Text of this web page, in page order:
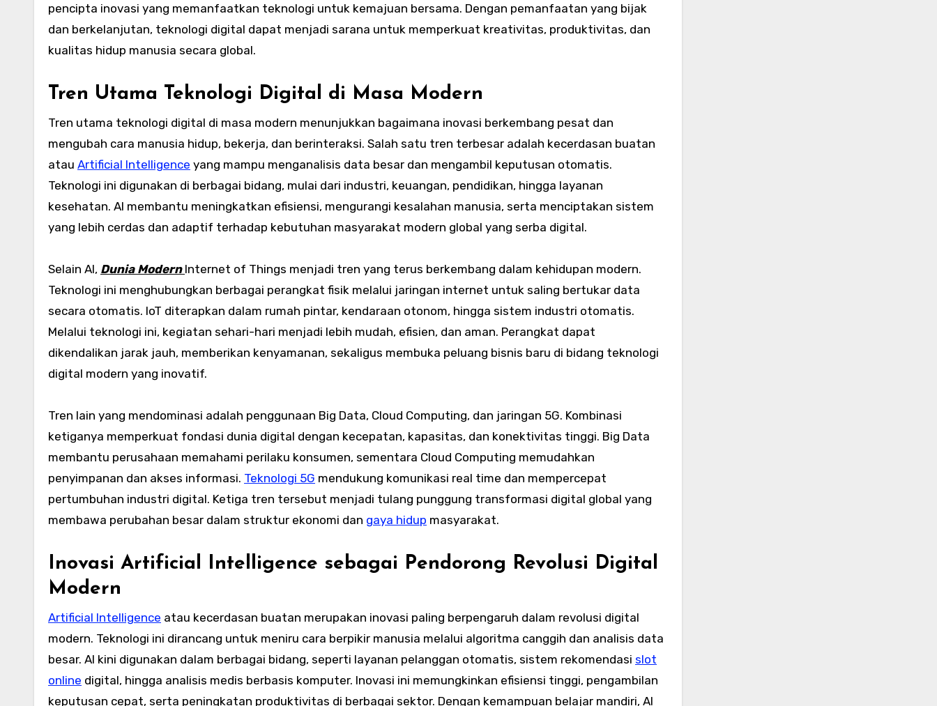
pencipta inovasi yang memanfaatkan teknologi untuk kemajuan bersama. Dengan pemanfaatan yang bijak
dan berkelanjutan, teknologi digital dapat menjadi sarana untuk memperkuat kreativitas, produktivitas, dan
kualitas hidup manusia secara global.
Tren Utama Teknologi Digital di Masa Modern
Tren utama teknologi digital di masa modern menunjukkan bagaimana inovasi berkembang pesat dan
mengubah cara manusia hidup, bekerja, dan berinteraksi. Salah satu tren terbesar adalah kecerdasan buatan
atau Artificial Intelligence yang mampu menganalisis data besar dan mengambil keputusan otomatis.
Teknologi ini digunakan di berbagai bidang, mulai dari industri, keuangan, pendidikan, hingga layanan
kesehatan. AI membantu meningkatkan efisiensi, mengurangi kesalahan manusia, serta menciptakan sistem
yang lebih cerdas dan adaptif terhadap kebutuhan masyarakat modern global yang serba digital.
Selain AI, Dunia Modern Internet of Things menjadi tren yang terus berkembang dalam kehidupan modern.
Teknologi ini menghubungkan berbagai perangkat fisik melalui jaringan internet untuk saling bertukar data
secara otomatis. IoT diterapkan dalam rumah pintar, kendaraan otonom, hingga sistem industri otomatis.
Melalui teknologi ini, kegiatan sehari-hari menjadi lebih mudah, efisien, dan aman. Perangkat dapat
dikendalikan jarak jauh, memberikan kenyamanan, sekaligus membuka peluang bisnis baru di bidang teknologi
digital modern yang inovatif.
Tren lain yang mendominasi adalah penggunaan Big Data, Cloud Computing, dan jaringan 5G. Kombinasi
ketiganya memperkuat fondasi dunia digital dengan kecepatan, kapasitas, dan konektivitas tinggi. Big Data
membantu perusahaan memahami perilaku konsumen, sementara Cloud Computing memudahkan
penyimpanan dan akses informasi. Teknologi 5G mendukung komunikasi real time dan mempercepat
pertumbuhan industri digital. Ketiga tren tersebut menjadi tulang punggung transformasi digital global yang
membawa perubahan besar dalam struktur ekonomi dan gaya hidup masyarakat.
Inovasi Artificial Intelligence sebagai Pendorong Revolusi Digital
Modern
Artificial Intelligence atau kecerdasan buatan merupakan inovasi paling berpengaruh dalam revolusi digital
modern. Teknologi ini dirancang untuk meniru cara berpikir manusia melalui algoritma canggih dan analisis data
besar. AI kini digunakan dalam berbagai bidang, seperti layanan pelanggan otomatis, sistem rekomendasi slot
online digital, hingga analisis medis berbasis komputer. Inovasi ini memungkinkan efisiensi tinggi, pengambilan
keputusan cepat, serta peningkatan produktivitas di berbagai sektor. Dengan kemampuan belajar mandiri, AI